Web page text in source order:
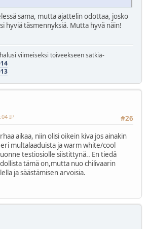
sama, mutta ajattelin odottaa, josko
hyviä täsmennyksiä. Mutta hyvä näin!
viimeiseksi toiveekseen sätkiä-
#26
IP
aikaa, niin olisi oikein kiva jos ainakin
multalaaduista ja warm white/cool
testiosiolle siistittynä.. En tiedä
tämä on,mutta nuo chilivaarin
ja säästämisen arvoisia.